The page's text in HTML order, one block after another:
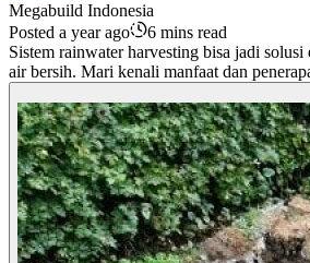
Megabuild Indonesia
Posted a year ago
6 mins read
Sistem rainwater harvesting bisa jadi
air bersih. Mari kenali manfaat dan